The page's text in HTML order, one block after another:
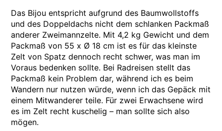
Das Bijou entspricht aufgrund des Baumwollstoffs
und des Doppeldachs nicht dem schlanken Packmaß
anderer Zweimannzelte. Mit 4,2 kg Gewicht und dem
Packmaß von 55 x Ø 18 cm ist es für das kleinste
Zelt von Spatz dennoch recht schwer, was man im
Voraus bedenken sollte. Bei Radreisen stellt das
Packmaß kein Problem dar, während ich es beim
Wandern nur nutzen würde, wenn ich das Gepäck mit
einem Mitwanderer teile. Für zwei Erwachsene wird
es im Zelt recht kuschelig – man sollte sich also
mögen.